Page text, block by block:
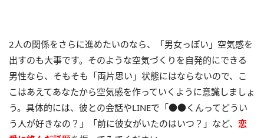
2人の関係をさらに進めたいのなら、「男女っぽい」空気感を
出すのも大事です。そのような空気づくりを自発的にできる
男性なら、そもそも「両片思い」状態にはならないので、こ
こはあえてあなたから空気感を作っていくように意識しましょ
う。具体的には、彼との会話やLINEで「●●くんってどうい
う人が好きなの？」「前に彼女がいたのはいつ？」など、 恋